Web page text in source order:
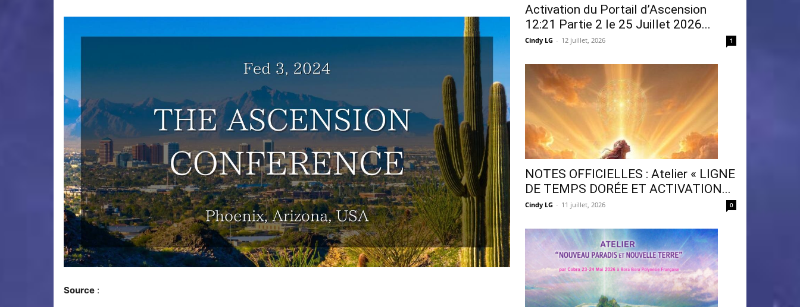
Source :
Activation du Portail d’Ascension
12:21 Partie 2 le 25 Juillet 2026...
Cindy LG - 12 juillet, 2026 1
NOTES OFFICIELLES : Atelier « LIGNE
DE TEMPS DORÉE ET ACTIVATION...
Cindy LG - 11 juillet, 2026 0